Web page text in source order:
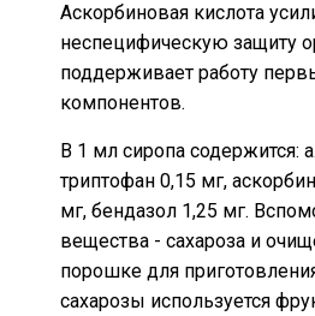
Аскорбиновая кислота
неспецифическую защиту
поддерживает работу
компонентов.
В 1 мл сиропа содержится:
триптофан 0,15 мг,
мг, бендазол 1,25 мг.
вещества - сахароза и
порошке для
сахарозы используется